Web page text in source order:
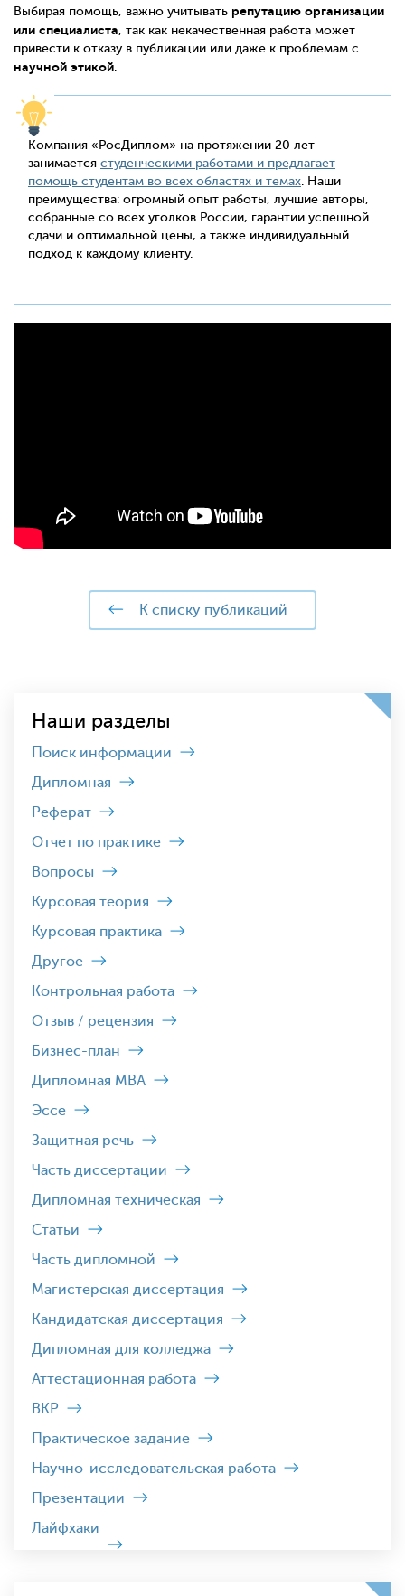
Выбирая помощь, важно учитывать репутацию организации
или специалиста, так как некачественная работа может
привести к отказу в публикации или даже к проблемам с
научной этикой
Компания «РосДиплом» на протяжении 20 лет
занимается студенческими работами и предлагает
помощь студентам во всех областях и темах . Наши
преимущества: огромный опыт работы, лучшие авторы,
собранные со всех уголков России, гарантии успешной
сдачи и оптимальной цены, а также индивидуальный
подход к каждому клиенту.
к списку публикаций
Наши разделы
Поиск информации
Дипломная
Реферат
Отчет по практике
Вопросы
Курсовая теория
Курсовая практика
Другое
Контрольная работа
Отзыв / рецензия
Бизнес-план
Дипломная MBA
Эссе
Защитная речь
Часть диссертации
Дипломная техническая
Статьи
Часть дипломной
Магистерская диссертация
Кандидатская диссертация
Дипломная для колледжа
Аттестационная работа
ВКР
Практическое задание
Научно-исследовательская работа
Презентации
Лайфхаки